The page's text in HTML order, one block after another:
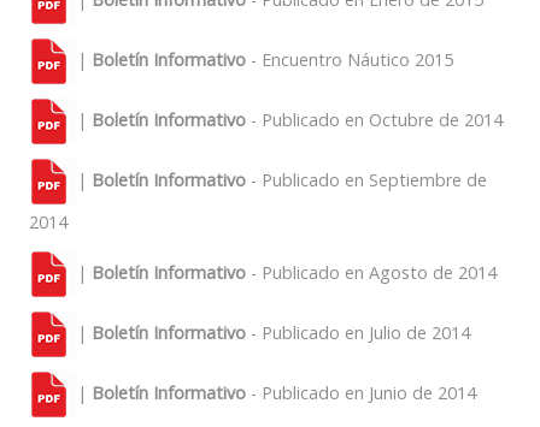
| Boletín Informativo - Encuentro Náutico 2015
| Boletín Informativo - Publicado en Octubre de 2014
| Boletín Informativo - Publicado en Septiembre de
2014
| Boletín Informativo - Publicado en Agosto de 2014
| Boletín Informativo - Publicado en Julio de 2014
| Boletín Informativo - Publicado en Junio de 2014